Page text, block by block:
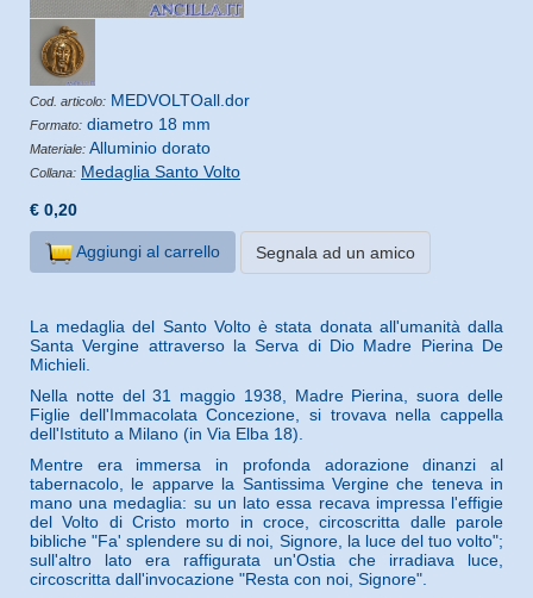
Cod. articolo: MEDVOLTOall.dor
Formato: diametro 18 mm
Materiale: Alluminio dorato
Collana: Medaglia Santo Volto
€ 0,20
Aggiungi al carrello Segnala ad un amico
La medaglia del Santo Volto è stata donata all'umanità dalla
Santa Vergine attraverso la Serva di Dio Madre Pierina De
Michieli.
Nella notte del 31 maggio 1938, Madre Pierina, suora delle
Figlie dell'Immacolata Concezione, si trovava nella cappella
dell'Istituto a Milano (in Via Elba 18).
Mentre era immersa in profonda adorazione dinanzi al
tabernacolo, le apparve la Santissima Vergine che teneva in
mano una medaglia: su un lato essa recava impressa l'effigie
del Volto di Cristo morto in croce, circoscritta dalle parole
bibliche "Fa' splendere su di noi, Signore, la luce del tuo volto";
sull'altro lato era raffigurata un'Ostia che irradiava luce,
circoscritta dall'invocazione "Resta con noi, Signore".